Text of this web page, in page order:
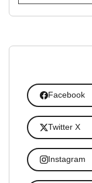
Facebook
Twitter X
Instagram